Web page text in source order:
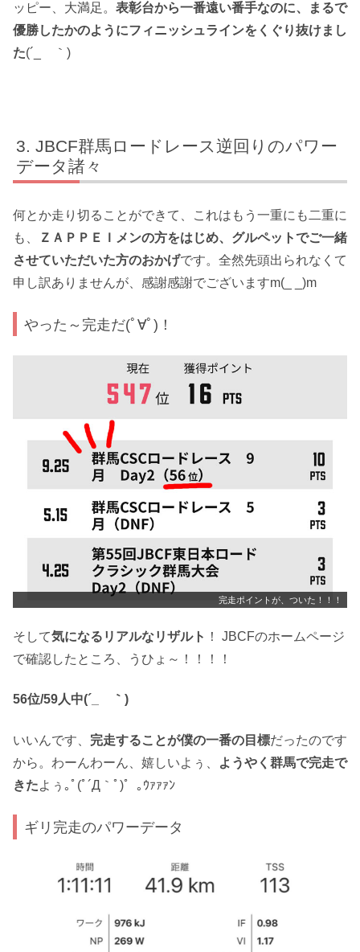
ッピー、大満足。 表彰台から一番遠い番手なのに、まるで
優勝したかのようにフィニッシュラインをくぐり抜けまし
た(´_ゝ｀)
JBCF群馬ロードレース逆回りのパワー
データ諸々
何とか走り切ることができて、これはもう一重にも二重に
も、
ＺＡＰＰＥＩメンの方をはじめ、グルペットでご一緒
させていただいた方のおかげです。全然先頭出られなくて
申し訳ありませんが、感謝感謝でございますm(_ _)m
やった～完走だ(ﾟ∀ﾟ)！
完走ポイントが、ついた！！！
そして気になるリアルなリザルト ！ JBCFのホームページ
で確認したところ、うひょ～！！！！
56位/59人中(´_ゝ｀)
いいんです、 完走することが僕の一番の目標だったのです
から。わーんわーん、嬉しいよぅ、
ようやく群馬で完走で
きたよぅ｡ﾟ(ﾟ´Д｀ﾟ)゜｡ｳｧｧｧﾝ
ギリ完走のパワーデータ